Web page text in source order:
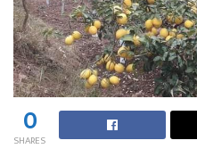
0
SHARES